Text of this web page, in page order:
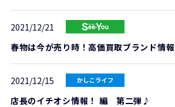
2021/12/21
春物は今が売り時！高価買取ブランド情報
2021/12/15
店長のイチオシ情報！ 編 第二弾♪